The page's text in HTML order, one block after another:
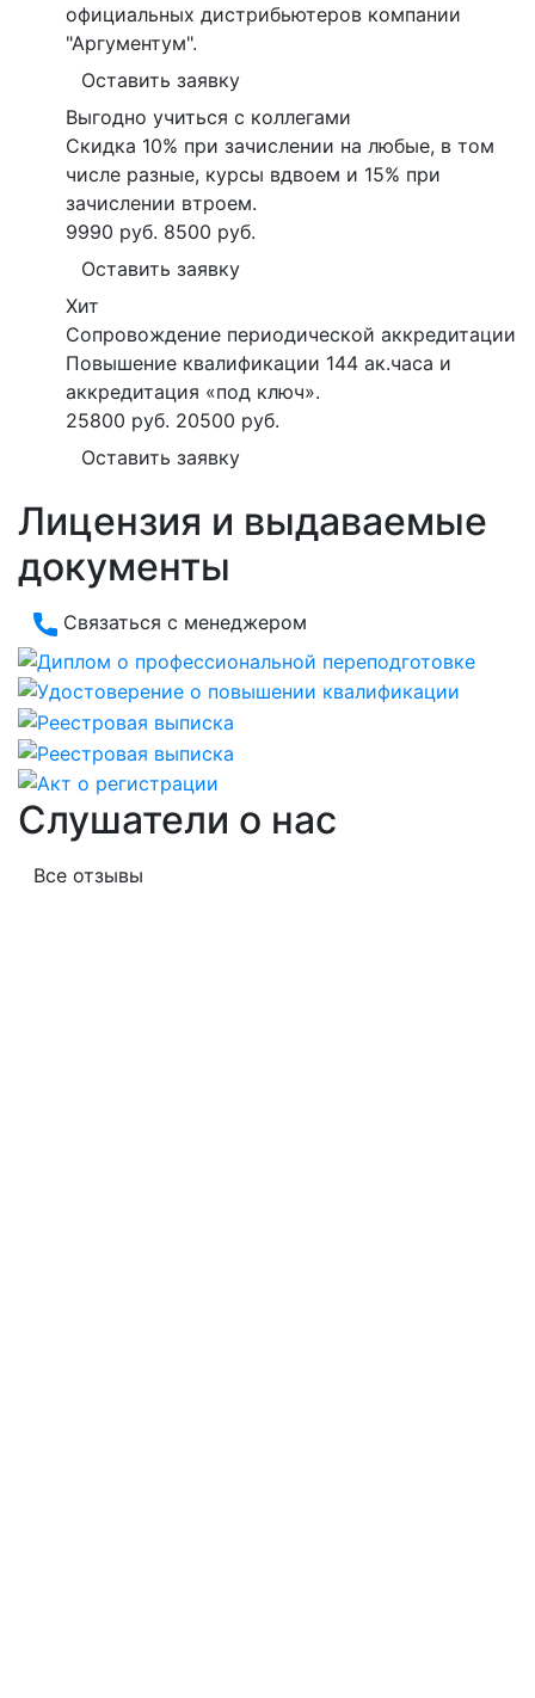
официальных дистрибьютеров компании
"Аргументум".
Оставить заявку
Выгодно учиться с коллегами
Скидка 10% при зачислении на любые, в том
числе разные, курсы вдвоем и 15% при
зачислении втроем.
9990 руб. 8500 руб.
Оставить заявку
Хит
Сопровождение периодической аккредитации
Повышение квалификации 144 ак.часа и
аккредитация «под ключ».
25800 руб. 20500 руб.
Оставить заявку
Лицензия и выдаваемые
документы
Связаться с менеджером
Слушатели о нас
Все отзывы